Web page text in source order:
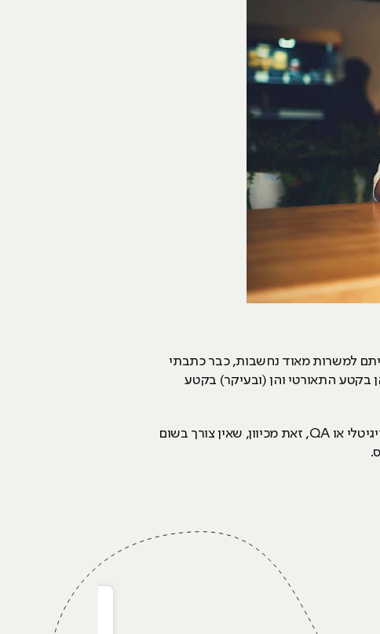
למשרות מאוד נחשבות, כבר כתבתי
בקטע התאורטי והן (ובעיקר) בקטע
, בוחרים בתחומים כמו שיווק דיגיטלי או QA, זאת מכיוון, שאין צורך בשום